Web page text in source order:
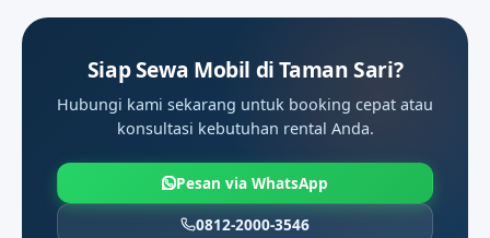
All-In biasanya dipilih ketika hari
berjalan padat dan butuh ritme jemput
yang lebih rapi di Taman Sari.
Siap Sewa Mobil di Taman Sari?
Hubungi kami sekarang untuk booking cepat atau
konsultasi kebutuhan rental Anda.
Pesan via WhatsApp
0812-2000-3546